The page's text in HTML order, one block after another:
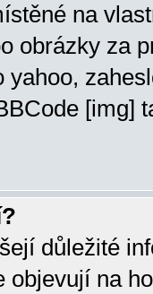
na
obrázky za
yahoo,
[img]
důležité
objevují na